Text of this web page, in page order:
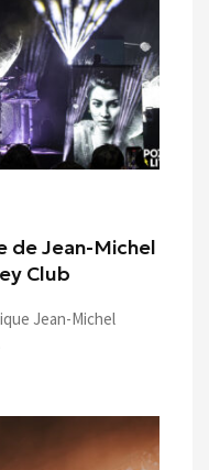
de Jean-Michel
Club
Jean-Michel